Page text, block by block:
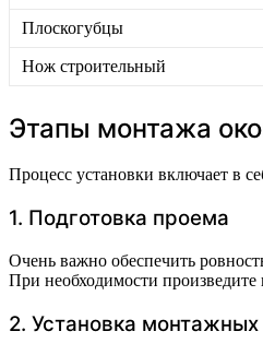
Плоскогубцы
Нож строительный
Этапы монтажа
Процесс установки включает в
1. Подготовка проема
Очень важно обеспечить
При необходимости
2. Установка